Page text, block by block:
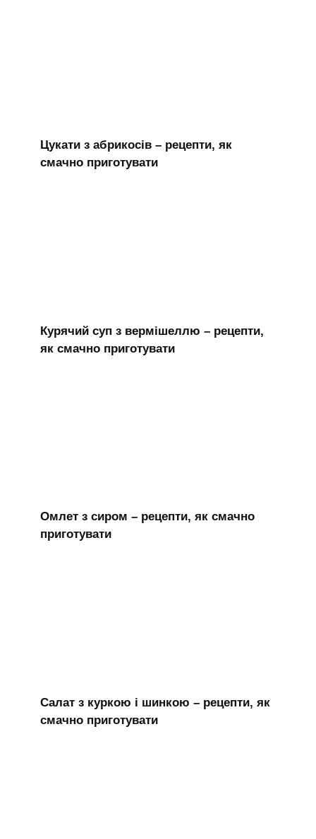
Цукати з абрикосів – рецепти, як
смачно приготувати
Курячий суп з вермішеллю – рецепти,
як смачно приготувати
Омлет з сиром – рецепти, як смачно
приготувати
Салат з куркою і шинкою – рецепти, як
смачно приготувати